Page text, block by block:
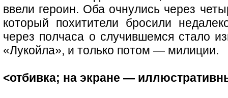
ввели героин. Оба очнулись через
который похитители бросили
через полчаса о случившемся стало
«Лукойла», и только потом — милиции.
<отбивка; на экране —